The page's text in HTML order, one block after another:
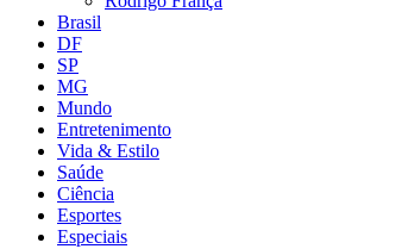
Brasil
DF
SP
MG
Mundo
Entretenimento
Vida & Estilo
Saúde
Ciência
Esportes
Especiais